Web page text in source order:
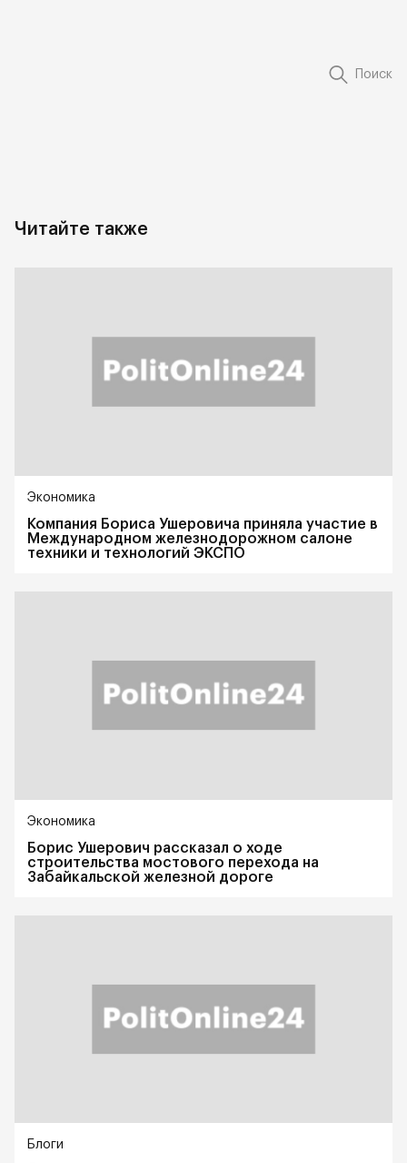
Поиск
Читайте также
Экономика
Компания Бориса Ушеровича приняла участие в
Международном железнодорожном салоне
техники и технологий ЭКСПО
Экономика
Борис Ушерович рассказал о ходе
строительства мостового перехода на
Забайкальской железной дороге
Блоги